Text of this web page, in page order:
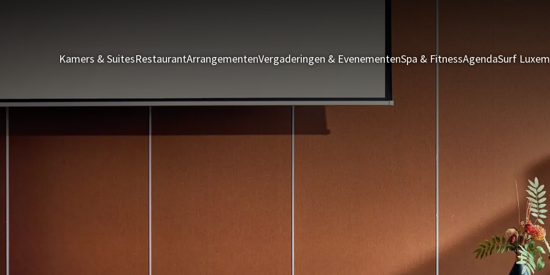
Kamers & SuitesRestaurantArrangementenVergaderingen & EvenementenSpa & FitnessAgendaSurf